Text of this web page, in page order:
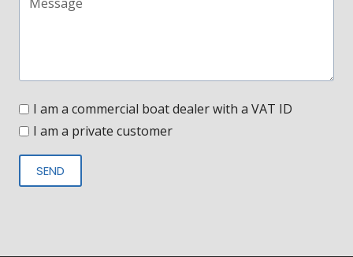
I am a commercial boat dealer with a VAT ID
I am a private customer
SEND